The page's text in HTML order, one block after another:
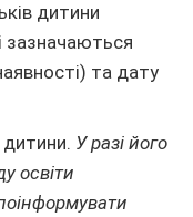
дитини
зазначаються
та дату
У разі його
освіти